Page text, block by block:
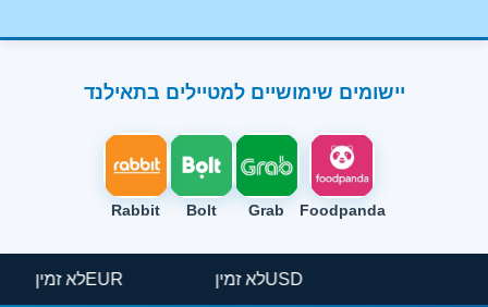
יישומים שימושיים למטיילים בתאילנד
Foodpanda
Grab
Bolt
Rabbit
USDלא זמין EURלא זמין